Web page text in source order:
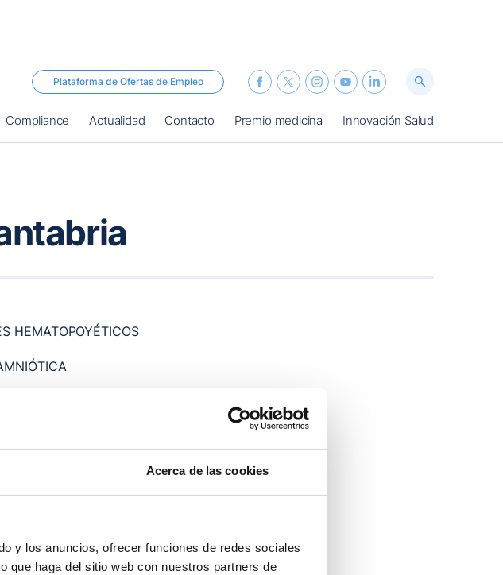
Acerca de las cookies
y los anuncios, ofrecer funciones de redes sociales
que haga del sitio web con nuestros partners de
Plataforma de Ofertas de Empleo
Compliance Actualidad Contacto Premio medicina Innovación Salud
HEMATOPOYÉTICOS